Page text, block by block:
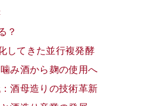
？
してきた並行複発酵
み酒から麹の使用へ
酒母造りの技術革新